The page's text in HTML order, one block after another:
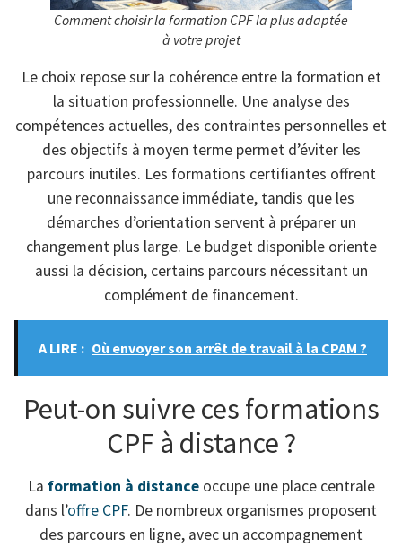
Comment choisir la formation CPF la plus adaptée
à votre projet
Le choix repose sur la cohérence entre la formation et
la situation professionnelle. Une analyse des
compétences actuelles, des contraintes personnelles et
des objectifs à moyen terme permet d’éviter les
parcours inutiles. Les formations certifiantes offrent
une reconnaissance immédiate, tandis que les
démarches d’orientation servent à préparer un
changement plus large. Le budget disponible oriente
aussi la décision, certains parcours nécessitant un
complément de financement.
A LIRE : Où envoyer son arrêt de travail à la CPAM ?
Peut-on suivre ces formations
CPF à distance ?
La formation à distanceoccupe une place centrale
dans l’offre CPF. De nombreux organismes proposent
des parcours en ligne, avec un accompagnement